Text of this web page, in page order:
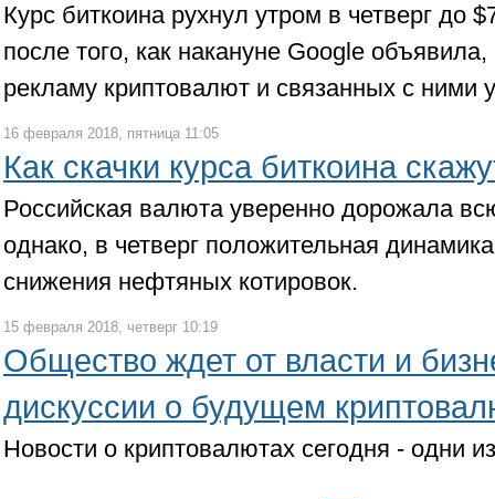
Курс биткоина рухнул утром в четверг до
после того, как накануне Google
рекламу криптовалют и связанных с ними
16 февраля 2018, пятница 11:05
Как скачки курса биткоина
Российская валюта уверенно дорожала
однако, в четверг положительная
снижения нефтяных котировок.
15 февраля 2018, четверг 10:19
Общество ждет от власти и
дискуссии о будущем
Новости о криптовалютах сегодня - одни